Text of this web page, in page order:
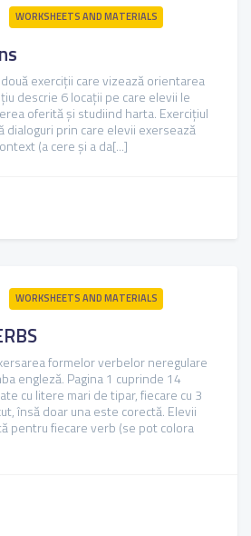
WORKSHEETS AND MATERIALS
exerciții care vizează orientarea
descrie 6 locații pe care elevii le
oferită și studiind harta. Exercițiul
dialoguri prin care elevii exersează
(a cere și a da[...]
WORKSHEETS AND MATERIALS
formelor verbelor neregulare
engleză. Pagina 1 cuprinde 14
cu litere mari de tipar, fiecare cu 3
însă doar una este corectă. Elevii
pentru fiecare verb (se pot colora